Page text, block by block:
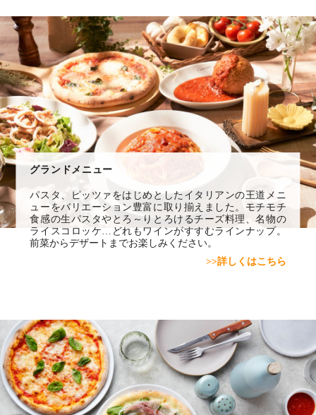
グランドメニュー
パスタ、ピッツァをはじめとしたイタリアンの王道メニ
ューをバリエーション豊富に取り揃えました。モチモチ
食感の生パスタやとろ～りとろけるチーズ料理、名物の
ライスコロッケ…どれもワインがすすむラインナップ。
前菜からデザートまでお楽しみください。
>>詳しくはこちら